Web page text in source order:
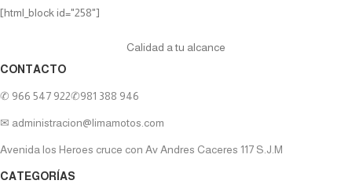
[html_block id="258"]
Calidad a tu alcance
CONTACTO
✆ 966 547 922✆981 388 946
✉ administracion@limamotos.com
Avenida los Heroes cruce con Av Andres Caceres 117 S.J.M
CATEGORÍAS